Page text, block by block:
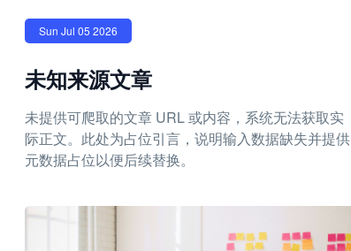
Sun Jul 05 2026
未知来源文章
未提供可爬取的文章 URL 或内容，系统无法获取实
际正文。此处为占位引言，说明输入数据缺失并提供
元数据占位以便后续替换。